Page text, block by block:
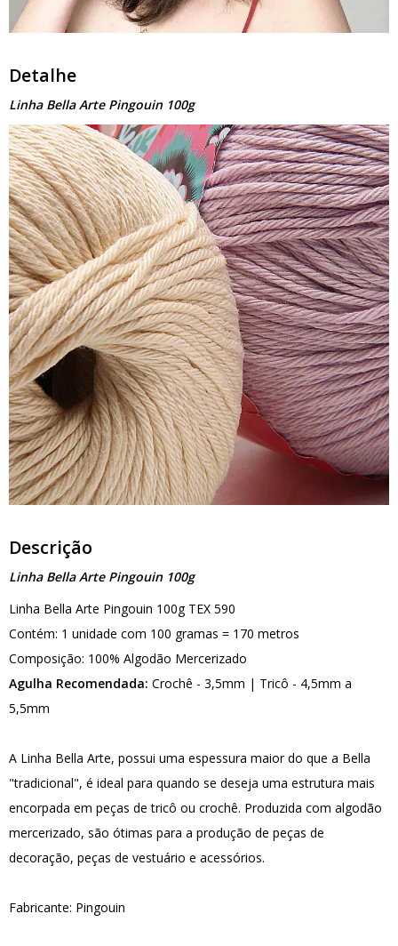
Detalhe
Linha Bella Arte Pingouin 100g
Descrição
Linha Bella Arte Pingouin 100g
Linha Bella Arte Pingouin 100g TEX 590
Contém: 1 unidade com 100 gramas = 170 metros
Composição: 100% Algodão Mercerizado
Agulha Recomendada: Crochê - 3,5mm | Tricô - 4,5mm a
5,5mm
A Linha Bella Arte, possui uma espessura maior do que a Bella
"tradicional", é ideal para quando se deseja uma estrutura mais
encorpada em peças de tricô ou crochê. Produzida com algodão
mercerizado, são ótimas para a produção de peças de
decoração, peças de vestuário e acessórios.
Fabricante: Pingouin